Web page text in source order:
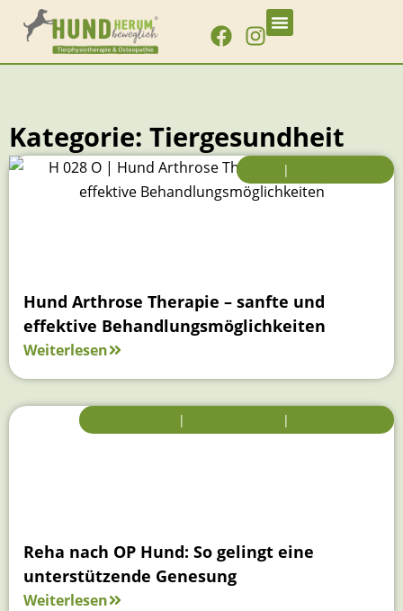
Kategorie: Tiergesundheit
|
Hund Arthrose Therapie – sanfte und
effektive Behandlungsmöglichkeiten
Weiterlesen
| |
Reha nach OP Hund: So gelingt eine
unterstützende Genesung
Weiterlesen